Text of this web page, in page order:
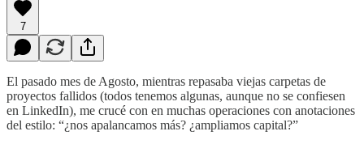
7
El pasado mes de Agosto, mientras repasaba viejas carpetas de
proyectos fallidos (todos tenemos algunas, aunque no se confiesen
en LinkedIn), me crucé con en muchas operaciones con anotaciones
del estilo: “¿nos apalancamos más? ¿ampliamos capital?”